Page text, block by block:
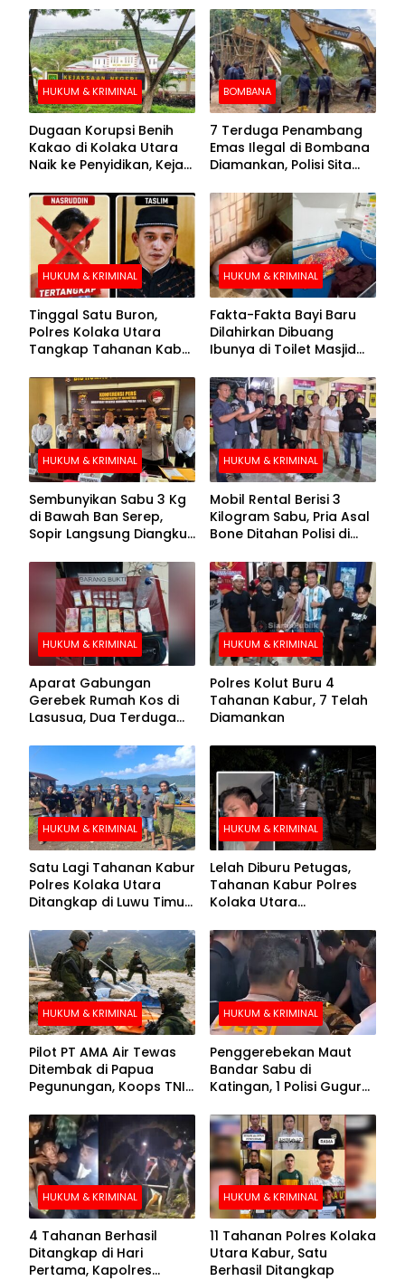
HUKUM & KRIMINAL
Dugaan Korupsi Benih
Kakao di Kolaka Utara
Naik ke Penyidikan, Kejari
BOMBANA
7 Terduga Penambang
Emas Ilegal di Bombana
Diamankan, Polisi Sita
Crusher
HUKUM & KRIMINAL
Tinggal Satu Buron,
Polres Kolaka Utara
Tangkap Tahanan Kabur
Pengejaran
HUKUM & KRIMINAL
Fakta-Fakta Bayi Baru
Dilahirkan Dibuang
Ibunya di Toilet Masjid
HUKUM & KRIMINAL
Sembunyikan Sabu 3 Kg
di Bawah Ban Serep,
Sopir Langsung Diangkut
HUKUM & KRIMINAL
Mobil Rental Berisi 3
Kilogram Sabu, Pria Asal
Bone Ditahan Polisi di
HUKUM & KRIMINAL
Aparat Gabungan
Gerebek Rumah Kos di
Lasusua, Dua Terduga
HUKUM & KRIMINAL
Polres Kolut Buru 4
Tahanan Kabur, 7 Telah
Diamankan
HUKUM & KRIMINAL
Satu Lagi Tahanan Kabur
Polres Kolaka Utara
Ditangkap di Luwu Timur,
HUKUM & KRIMINAL
Lelah Diburu Petugas,
Tahanan Kabur Polres
Kolaka Utara
HUKUM & KRIMINAL
Pilot PT AMA Air Tewas
Ditembak di Papua
Pegunungan, Koops TNI
Evakuasi Jenazah
Korban
HUKUM & KRIMINAL
Penggerebekan Maut
Bandar Sabu di
Katingan, 1 Polisi Gugur
HUKUM & KRIMINAL
4 Tahanan Berhasil
Ditangkap di Hari
Pertama, Kapolres
HUKUM & KRIMINAL
11 Tahanan Polres Kolaka
Utara Kabur, Satu
Berhasil Ditangkap